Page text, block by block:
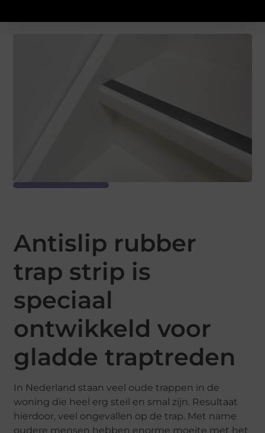
Antislip rubber
trap strip is
speciaal
ontwikkeld voor
gladde traptreden
In Nederland staan veel oude trappen in de
woning die heel erg steil en smal zijn. Resultaat
hierdoor, veel ongevallen op de trap. Met name
oudere mensen hebben enorme moeite met het